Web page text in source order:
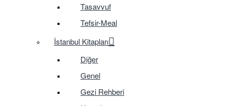
Tasavvuf
Tefsir-Meal
İstanbul Kitapları
Diğer
Genel
Gezi Rehberi